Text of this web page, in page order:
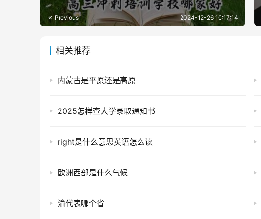
Previous 2024-12-26 10:17:14
相关推荐
内蒙古是平原还是高原
2025怎样查大学录取通知书
right是什么意思英语怎么读
欧洲西部是什么气候
渝代表哪个省